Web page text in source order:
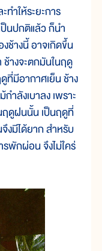
ำให้ระยะการ
นปกติแล้ว ก็นำ
งช้างนี้ อาจเกิดขึ้น
างจะตกมันในฤดู
ที่มีอากาศเย็น ช้าง
ำลังเบาลง เพราะ
ฤดูฝนนั้น เป็นฤดูที่
งมีได้ยาก สำหรับ
พักผ่อน จึงไม่ใคร่